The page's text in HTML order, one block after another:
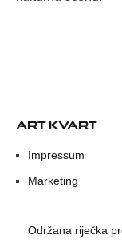
ART KVART
Impressum
Marketing
Održana riječka